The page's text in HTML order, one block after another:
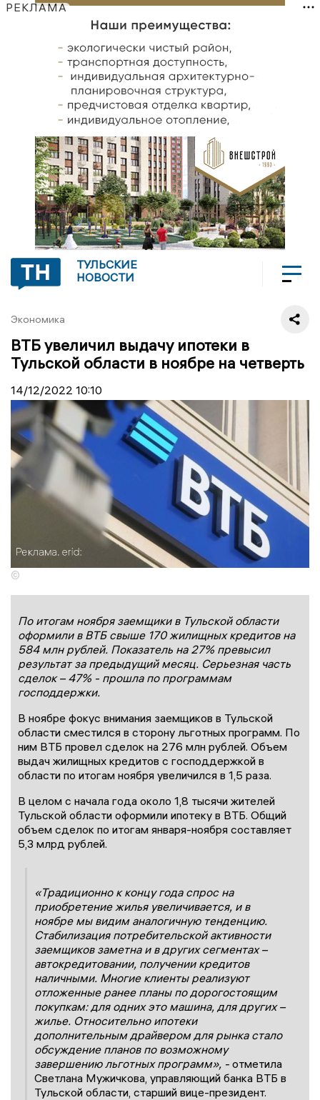
РЕКЛАМА
ТУЛЬСКИЕ
НОВОСТИ
Экономика
ВТБ увеличил выдачу ипотеки в
Тульской области в ноябре на четверть
14/12/2022 10:10
©
По итогам ноября заемщики в Тульской области
оформили в ВТБ свыше 170 жилищных кредитов на
584 млн рублей. Показатель на 27% превысил
результат за предыдущий месяц. Серьезная часть
сделок – 47% - прошла по программам
господдержки.
В ноябре фокус внимания заемщиков в Тульской
области сместился в сторону льготных программ. По
ним ВТБ провел сделок на 276 млн рублей. Объем
выдач жилищных кредитов с господдержкой в
области по итогам ноября увеличился в 1,5 раза.
В целом с начала года около 1,8 тысячи жителей
Тульской области оформили ипотеку в ВТБ. Общий
объем сделок по итогам января-ноября составляет
5,3 млрд рублей.
«Традиционно к концу года спрос на
приобретение жилья увеличивается, и в
ноябре мы видим аналогичную тенденцию.
Стабилизация потребительской активности
заемщиков заметна и в других сегментах –
автокредитовании, получении кредитов
наличными. Многие клиенты реализуют
отложенные ранее планы по дорогостоящим
покупкам: для одних это машина, для других –
жилье. Относительно ипотеки
дополнительным драйвером для рынка стало
обсуждение планов по возможному
завершению льготных программ», - отметила
Светлана Мужичкова, управляющий банка ВТБ в
Тульской области, старший вице-президент.